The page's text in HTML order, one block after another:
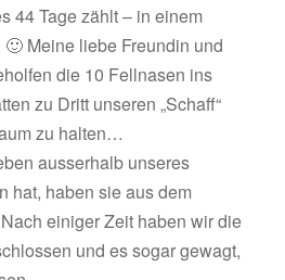
44 Tage zählt – in einem
Meine liebe Freundin und
die 10 Fellnasen ins
zu Dritt unseren „Schaff“
zu halten…
ausserhalb unseres
hat, haben sie aus dem
einiger Zeit haben wir die
und es sogar gewagt,